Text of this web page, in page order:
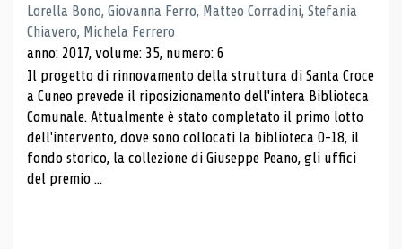
Lorella Bono, Giovanna Ferro, Matteo Corradini, Stefania
Chiavero, Michela Ferrero
anno: 2017, volume: 35, numero: 6
Il progetto di rinnovamento della struttura di Santa Croce
a Cuneo prevede il riposizionamento dell'intera Biblioteca
Comunale. Attualmente è stato completato il primo lotto
dell'intervento, dove sono collocati la biblioteca 0-18, il
fondo storico, la collezione di Giuseppe Peano, gli uffici
del premio ...